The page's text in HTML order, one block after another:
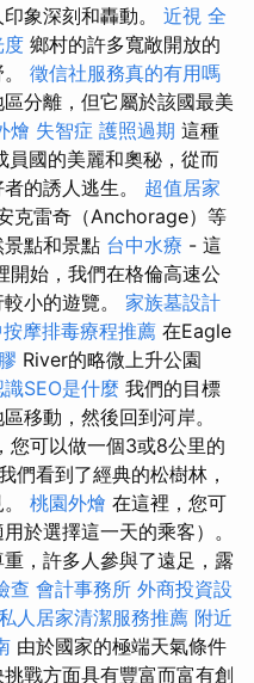
象深刻和轟動。 近視 全
度 鄉村的許多寬敞開放的
徵信社服務真的有用嗎
分離，但它屬於該國最美
燴 失智症 護照過期 這種
國的美麗和奧秘，從而
的誘人逃生。 超值居家
克雷奇（Anchorage）等
點和景點 台中水療 - 這
開始，我們在格倫高速公
小的遊覽。 家族墓設計
按摩排毒療程推薦 在Eagle
River的略微上升公園
SEO是什麼 我們的目標
移動，然後回到河岸。
您可以做一個3或8公里的
們看到了經典的松樹林，
桃園外燴 在這裡，您可
於選擇這一天的乘客）。
，許多人參與了遠足，露
查 會計事務所 外商投資設
人居家清潔服務推薦 附近
由於國家的極端天氣條件
戰方面具有豐富而富有創